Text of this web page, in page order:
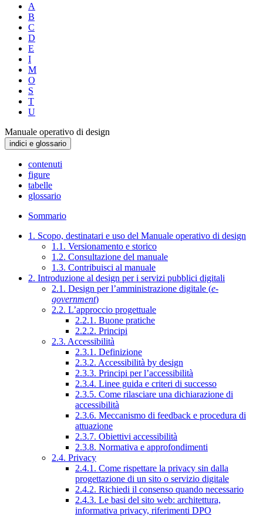
A
B
C
D
E
I
M
O
S
T
U
Manuale operativo di design
indici e glossario
contenuti
figure
tabelle
glossario
Sommario
1. Scopo, destinatari e uso del Manuale operativo di design
1.1. Versionamento e storico
1.2. Consultazione del manuale
1.3. Contribuisci al manuale
2. Introduzione al design per i servizi pubblici digitali
2.1. Design per l’amministrazione digitale (e-
government)
2.2. L’approccio progettuale
2.2.1. Buone pratiche
2.2.2. Principi
2.3. Accessibilità
2.3.1. Definizione
2.3.2. Accessibilità by design
2.3.3. Principi per l’accessibilità
2.3.4. Linee guida e criteri di successo
2.3.5. Come rilasciare una dichiarazione di
accessibilità
2.3.6. Meccanismo di feedback e procedura di
attuazione
2.3.7. Obiettivi accessibilità
2.3.8. Normativa e approfondimenti
2.4. Privacy
2.4.1. Come rispettare la privacy sin dalla
progettazione di un sito o servizio digitale
2.4.2. Richiedi il consenso quando necessario
2.4.3. Le basi del sito web: architettura,
informativa privacy, riferimenti DPO